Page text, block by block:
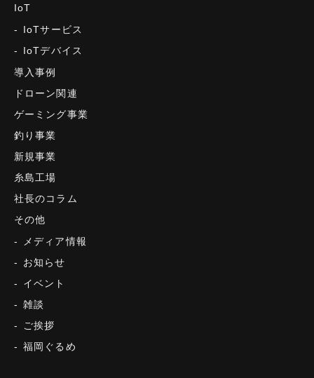
IoT
IoTサービス
IoTデバイス
導入事例
ドローン関連
ゲーミング事業
釣り事業
新規事業
糸島工場
社長のコラム
その他
メディア情報
お知らせ
イベント
雑談
ご挨拶
福岡ぐるめ